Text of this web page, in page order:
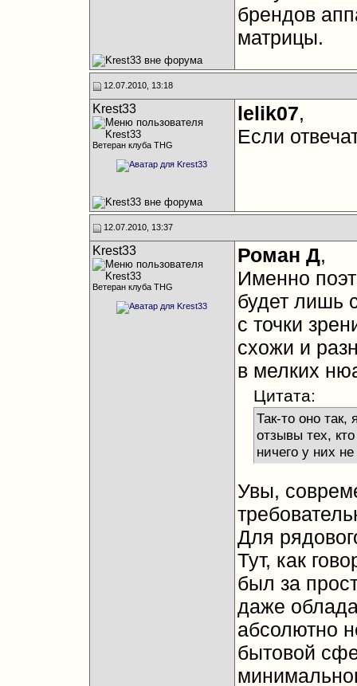
брендов
матрицы.
12.07.2010, 13:18
Krest33
Ветеран клуба THG
lelik07,
Если
12.07.2010, 13:37
Krest33
Ветеран клуба THG
Роман Д,
Именно
будет лишь
с точки
схожи и
в мелких
Цитата:
Так-то оно так,
отзывы тех,
ничего у них
Увы,
Для
Тут, как
был за
даже
абсолютно
бытовой